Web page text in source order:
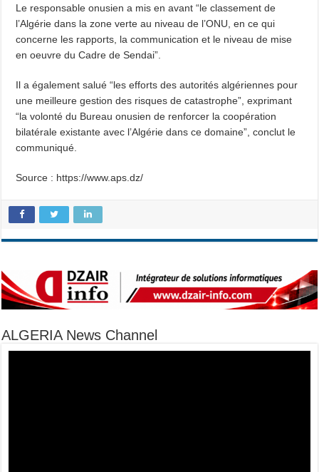
Le responsable onusien a mis en avant “le classement de
l’Algérie dans la zone verte au niveau de l’ONU, en ce qui
concerne les rapports, la communication et le niveau de mise
en oeuvre du Cadre de Sendai”.
Il a également salué “les efforts des autorités algériennes pour
une meilleure gestion des risques de catastrophe”, exprimant
“la volonté du Bureau onusien de renforcer la coopération
bilatérale existante avec l’Algérie dans ce domaine”, conclut le
communiqué.
Source : https://www.aps.dz/
ALGERIA News Channel